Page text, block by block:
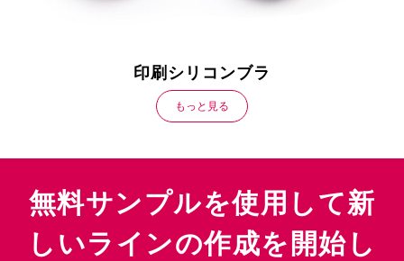
印刷シリコンブラ
もっと見る
無料サンプルを使用して新
しいラインの作成を開始し